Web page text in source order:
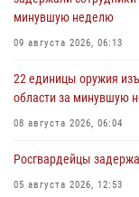
минувшую неделю
09 августа 2026, 06:13
22 единицы оружия
области за минувшую
08 августа 2026, 06:04
Росгвардейцы
05 августа 2026, 12:53